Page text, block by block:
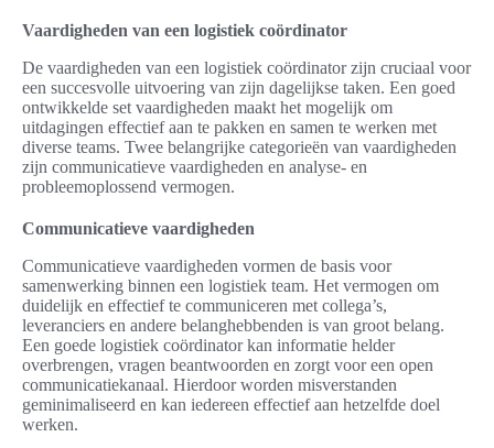
Vaardigheden van een logistiek coördinator
De vaardigheden van een logistiek coördinator zijn cruciaal voor
een succesvolle uitvoering van zijn dagelijkse taken. Een goed
ontwikkelde set vaardigheden maakt het mogelijk om
uitdagingen effectief aan te pakken en samen te werken met
diverse teams. Twee belangrijke categorieën van vaardigheden
zijn communicatieve vaardigheden en analyse- en
probleemoplossend vermogen.
Communicatieve vaardigheden
Communicatieve vaardigheden vormen de basis voor
samenwerking binnen een logistiek team. Het vermogen om
duidelijk en effectief te communiceren met collega’s,
leveranciers en andere belanghebbenden is van groot belang.
Een goede logistiek coördinator kan informatie helder
overbrengen, vragen beantwoorden en zorgt voor een open
communicatiekanaal. Hierdoor worden misverstanden
geminimaliseerd en kan iedereen effectief aan hetzelfde doel
werken.